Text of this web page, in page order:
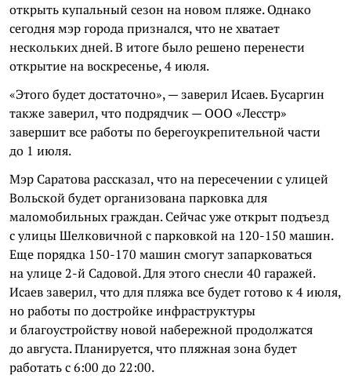
открыть купальный сезон на новом пляже. Однако
сегодня мэр города признался, что не хватает
нескольких дней. В итоге было решено перенести
открытие на воскресенье, 4 июля.
«Этого будет достаточно», — заверил Исаев. Бусаргин
также заверил, что подрядчик — ООО «Лесстр»
завершит все работы по берегоукрепительной части
до 1 июля.
Мэр Саратова рассказал, что на пересечении с улицей
Вольской будет организована парковка для
маломобильных граждан. Сейчас уже открыт подъезд
с улицы Шелковичной с парковкой на 120-150 машин.
Еще порядка 150-170 машин смогут запарковаться
на улице 2-й Садовой. Для этого снесли 40 гаражей.
Исаев заверил, что для пляжа все будет готово к 4 июля,
но работы по достройке инфраструктуры
и благоустройству новой набережной продолжатся
до августа. Планируется, что пляжная зона будет
работать с 6:00 до 22:00.